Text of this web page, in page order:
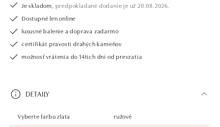
Je skladom, predpokladané dodanie je už 20.08.2026.
Dostupné len online
luxusné balenie a doprava zadarmo
certifikát pravosti drahých kameňov
možnosť vrátenia do 14tich dní od prevzatia
DETAILY
Vyberte farbu zlata
ružové